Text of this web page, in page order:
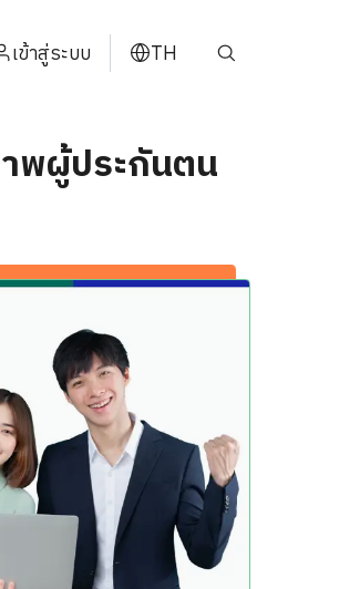
เข้าสู่ระบบ TH
中文
ខ្មែរ
พผู้ประกันตน